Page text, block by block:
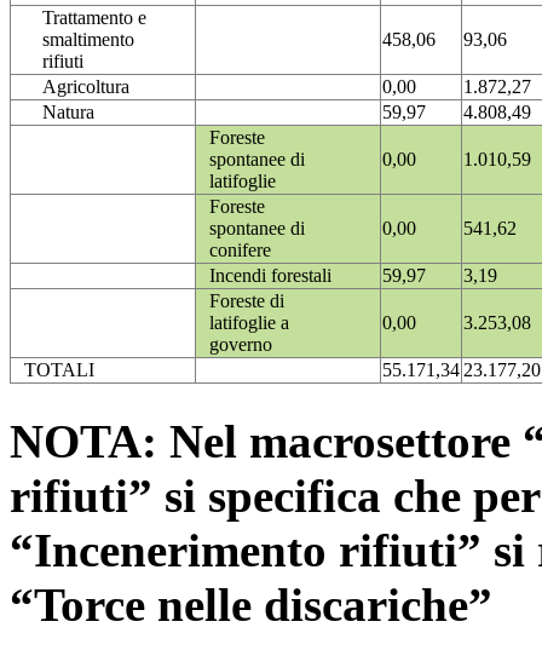
Trattamento e
smaltimento
rifiuti
458,06 93,06
Agricoltura 0,00
1.872,27
Natura
59,97
4.808,49
Foreste
spontanee di
latifoglie
0,00 1.010,59
Foreste
spontanee di
conifere
0,00 541,62
Incendi forestali 59,97
3,19
Foreste di
latifoglie a
governo
0,00 3.253,08
TOTALI 55.171,3423.177,20
NOTA: Nel macrosettore
rifiuti” si specifica che
“Incenerimento rifiuti”
“Torce nelle discariche”